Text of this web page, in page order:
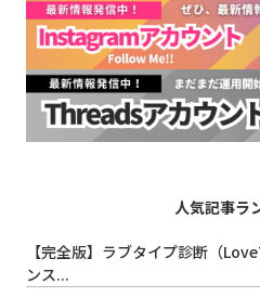
人気記事ラ
【完全版】ラブタイプ診断（
ンス...